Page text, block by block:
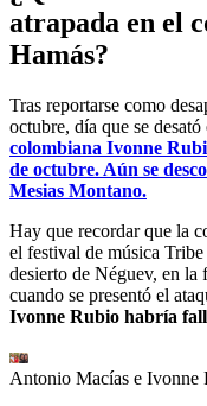
atrapada en el
Hamás?
Tras reportarse como
octubre, día que se
colombiana Ivonne
de octubre. Aún se
Mesias Montano.
Hay que recordar que la
el festival de música
desierto de Néguev, en la
cuando se presentó el
Ivonne Rubio habría
Antonio Macías e Ivonne